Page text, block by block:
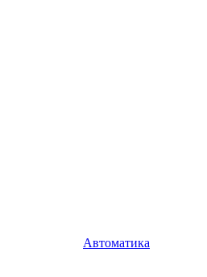
Автоматика